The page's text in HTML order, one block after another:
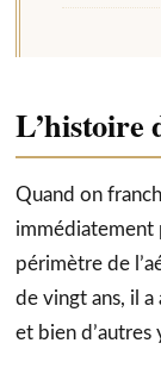
L’histoire
Quand on
immédiatement
périmètre de
de vingt ans, il
et bien d’autres